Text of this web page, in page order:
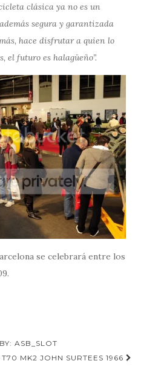
clásica ya no es un
segura y garantizada
hace disfrutar a quien lo
el futuro es halagüeño”.
se celebrará entre los
ASB_SLOT
MK2 JOHN SURTEES 1966